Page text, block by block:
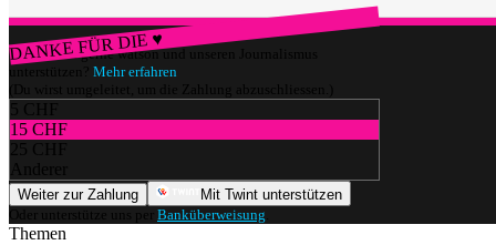
DANKE FÜR DIE ♥
Würdest du gerne watson und unseren Journalismus
unterstützen? Mehr erfahren
(Du wirst umgeleitet, um die Zahlung abzuschliessen.)
5 CHF
15 CHF
25 CHF
Anderer
Weiter zur Zahlung
Mit Twint unterstützen
Oder unterstütze uns per Banküberweisung
Themen